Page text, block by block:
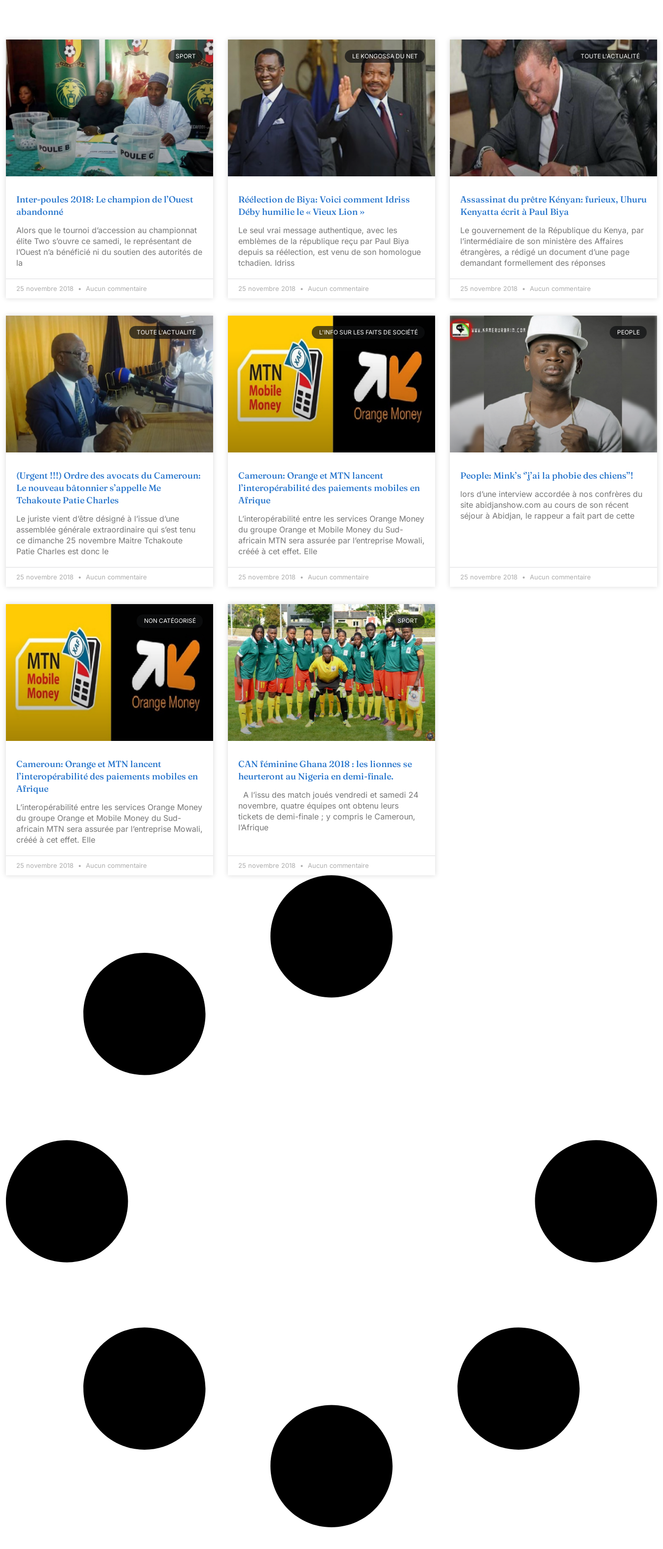
SPORT
Inter-poules 2018: Le champion de l’Ouest
abandonné
Alors que le tournoi d’accession au championnat
élite Two s’ouvre ce samedi, le représentant de
l’Ouest n’a bénéficié ni du soutien des autorités de
la
25 novembre 2018 Aucun commentaire
LE KONGOSSA DU NET
Réélection de Biya: Voici comment Idriss
Déby humilie le « Vieux Lion »
Le seul vrai message authentique, avec les
emblèmes de la république reçu par Paul Biya
depuis sa réélection, est venu de son homologue
tchadien. Idriss
25 novembre 2018 Aucun commentaire
TOUTE L'ACTUALITÉ
Assassinat du prêtre Kényan: furieux, Uhuru
Kenyatta écrit à Paul Biya
Le gouvernement de la République du Kenya, par
l’intermédiaire de son ministère des Affaires
étrangères, a rédigé un document d’une page
demandant formellement des réponses
25 novembre 2018 Aucun commentaire
TOUTE L'ACTUALITÉ
(Urgent !!!) Ordre des avocats du Cameroun:
Le nouveau bâtonnier s’appelle Me
Tchakoute Patie Charles
Le juriste vient d’être désigné à l’issue d’une
assemblée générale extraordinaire qui s’est tenu
ce dimanche 25 novembre Maitre Tchakoute
Patie Charles est donc le
25 novembre 2018 Aucun commentaire
L'INFO SUR LES FAITS DE SOCIÉTÉ
Cameroun: Orange et MTN lancent
l’interopérabilité des paiements mobiles en
Afrique
L’interopérabilité entre les services Orange Money
du groupe Orange et Mobile Money du Sud-
africain MTN sera assurée par l’entreprise Mowali,
crééé à cet effet. Elle
25 novembre 2018 Aucun commentaire
PEOPLE
People: Mink’s ‘’j’ai la phobie des chiens’’!
lors d’une interview accordée à nos confrères du
site abidjanshow.com au cours de son récent
séjour à Abidjan, le rappeur a fait part de cette
25 novembre 2018 Aucun commentaire
NON CATÉGORISÉ
Cameroun: Orange et MTN lancent
l’interopérabilité des paiements mobiles en
Afrique
L’interopérabilité entre les services Orange Money
du groupe Orange et Mobile Money du Sud-
africain MTN sera assurée par l’entreprise Mowali,
crééé à cet effet. Elle
25 novembre 2018 Aucun commentaire
SPORT
CAN féminine Ghana 2018 : les lionnes se
heurteront au Nigeria en demi-finale.
A l’issu des match joués vendredi et samedi 24
novembre, quatre équipes ont obtenu leurs
tickets de demi-finale ; y compris le Cameroun,
l’Afrique
25 novembre 2018 Aucun commentaire